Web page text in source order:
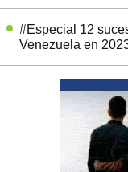
#Especial 12
Venezuela en